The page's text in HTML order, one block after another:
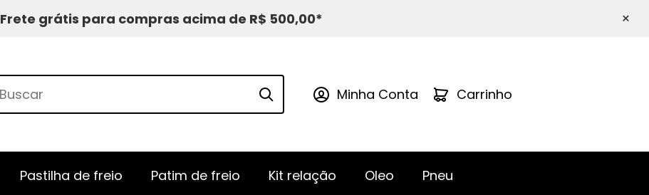
Frete grátis para compras acima de R$ 500,00* ×
Minha Conta Carrinho
Pastilha de freio Patim de freio Kit relação Oleo Pneu